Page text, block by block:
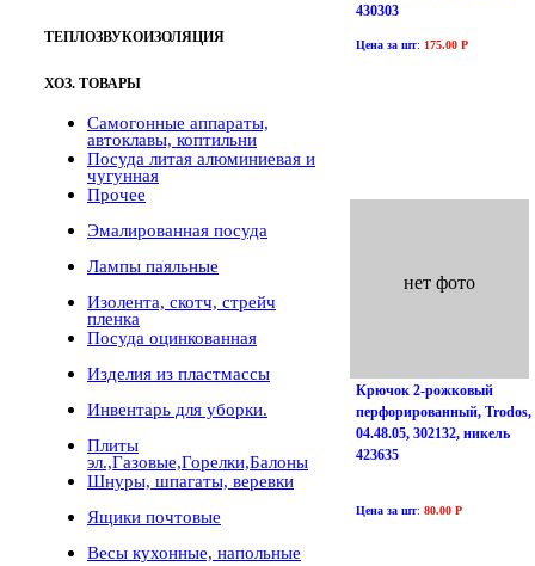
ТЕПЛОЗВУКОИЗОЛЯЦИЯ
ХОЗ. ТОВАРЫ
Самогонные аппараты,
автоклавы, коптильни
Посуда литая алюминиевая и
чугунная
Прочее
Эмалированная посуда
Лампы паяльные
Изолента, скотч, стрейч
пленка
Посуда оцинкованная
Изделия из пластмассы
Инвентарь для уборки.
Плиты
эл.,Газовые,Горелки,Балоны
Шнуры, шпагаты, веревки
Ящики почтовые
Весы кухонные, напольные
430303
Цена за шт: 175.00 Р
нет фото
Крючок 2-рожковый
перфорированный, Trodos,
04.48.05, 302132, никель
423635
Цена за шт: 80.00 Р